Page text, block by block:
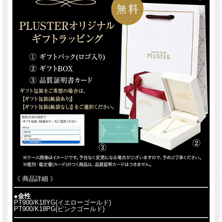
●金性
PT900/K18YG(イエローゴールド)
PT900/K18PG(ピンクゴールド)
●スペック
リング幅 最大幅：約6.0mm 最小幅：約4.0mm
リング厚み 最大厚：約3.0mm 最小厚：約1.5mm
《 商品詳細 》
●金性
PT900/K18YG(イエローゴールド)
PT900/K18PG(ピンクゴールド)